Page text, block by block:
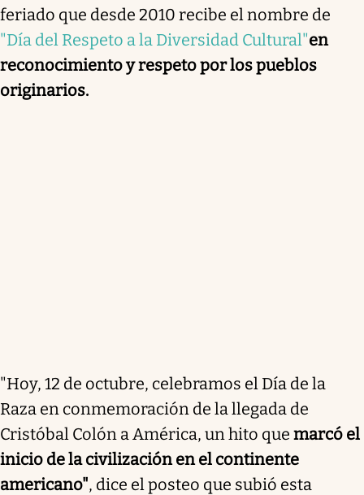
feriado que desde 2010 recibe el nombre de
"Día del Respeto a la Diversidad Cultural"en
reconocimiento y respeto por los pueblos
originarios.
"Hoy, 12 de octubre, celebramos el Día de la
Raza en conmemoración de la llegada de
Cristóbal Colón a América, un hito que marcó el
inicio de la civilización en el continente
americano", dice el posteo que subió esta